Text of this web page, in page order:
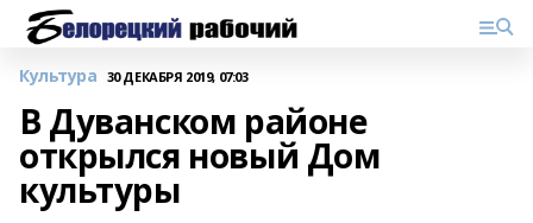
Культура 30 ДЕКАБРЯ 2019, 07:03
В Дуванском районе
открылся новый Дом
культуры